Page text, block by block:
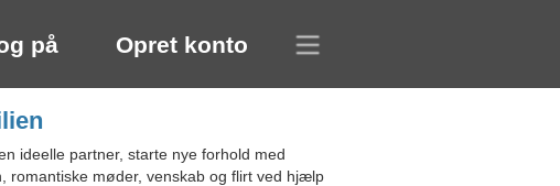
på Opret konto
ideelle partner, starte nye forhold med
romantiske møder, venskab og flirt ved hjælp